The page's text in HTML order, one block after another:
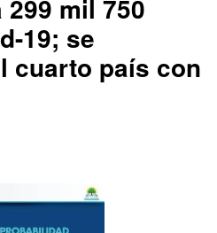
mil 750
19; se
cuarto país con